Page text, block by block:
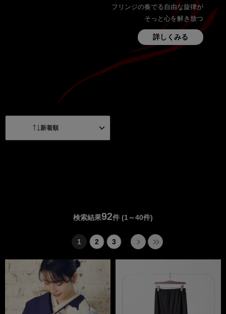
フリンジの奏でる自由な旋律が
そっと心を解き放つ
詳しくみる
検索結果92件 (1～40件)
1 2 3